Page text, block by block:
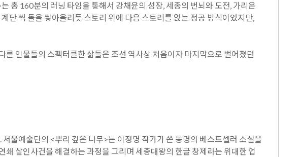
총 160분의 러닝 타임을 통해서 강채윤의 성장, 세종의 번뇌와 도전, 가리온
단 씩 돌을 쌓아올리듯 스토리 위에 다음 스토리를 얹는 정공 방식이었지만,
인물들의 스펙터클한 삶들은 조선 역사상 처음이자 마지막으로 벌어졌던
울예술단의 <뿌리 깊은 나무>는 이정명 작가가 쓴 동명의 베스트셀러 소설을
살인사건을 해결하는 과정을 그리며 세종대왕의 한글 창제라는 위대한 업